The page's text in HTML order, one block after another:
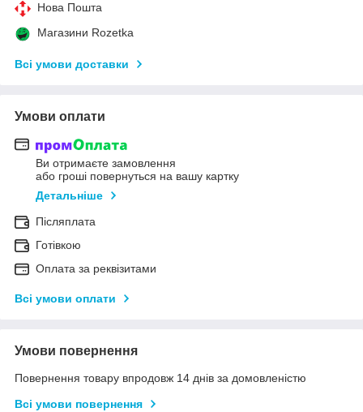
Нова Пошта
Магазини Rozetka
Всі умови доставки
Умови оплати
Ви отримаєте замовлення
або гроші повернуться на вашу картку
Детальніше
Післяплата
Готівкою
Оплата за реквізитами
Всі умови оплати
Умови повернення
Повернення товару впродовж 14 днів за домовленістю
Всі умови повернення